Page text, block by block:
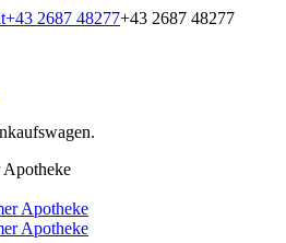
+43 2687 48277+43 2687 48277
Apotheke